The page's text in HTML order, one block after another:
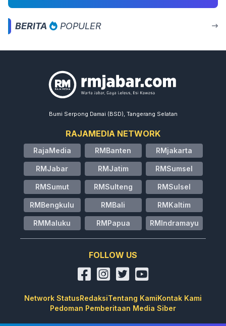
BERITA POPULER
Bumi Serpong Damai (BSD), Tangerang Selatan
RAJAMEDIA NETWORK
RajaMedia RMBanten RMjakarta
RMJabar RMJatim RMSumsel
RMSumut RMSulteng RMSulsel
RMBengkulu RMBali RMKaltim
RMMaluku RMPapua RMIndramayu
FOLLOW US
Network StatusRedaksiTentang KamiKontak Kami
Pedoman Pemberitaan Media Siber